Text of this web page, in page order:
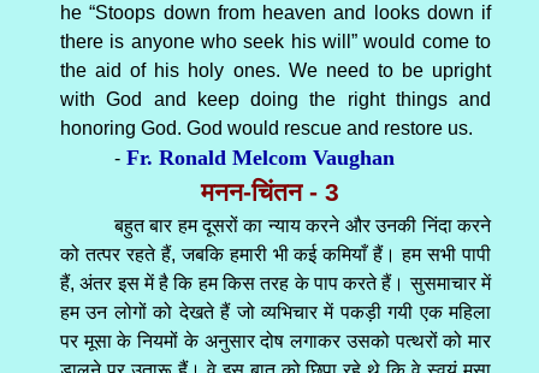
he “Stoops down from heaven and looks down if
there is anyone who seek his will” would come to
the aid of his holy ones. We need to be upright
with God and keep doing the right things and
honoring God. God would rescue and restore us.
-Fr. Ronald Melcom Vaughan
मनन-चिंतन - 3
बहुत बार हम दूसरों का न्याय करने और उनकी निंदा करने
को तत्पर रहते हैं, जबकि हमारी भी कई कमियाँ हैं। हम सभी पापी
हैं, अंतर इस में है कि हम किस तरह के पाप करते हैं। सुसमाचार में
हम उन लोगों को देखते हैं जो व्यभिचार में पकड़ी गयी एक महिला
पर मूसा के नियमों के अनुसार दोष लगाकर उसको पत्थरों को मार